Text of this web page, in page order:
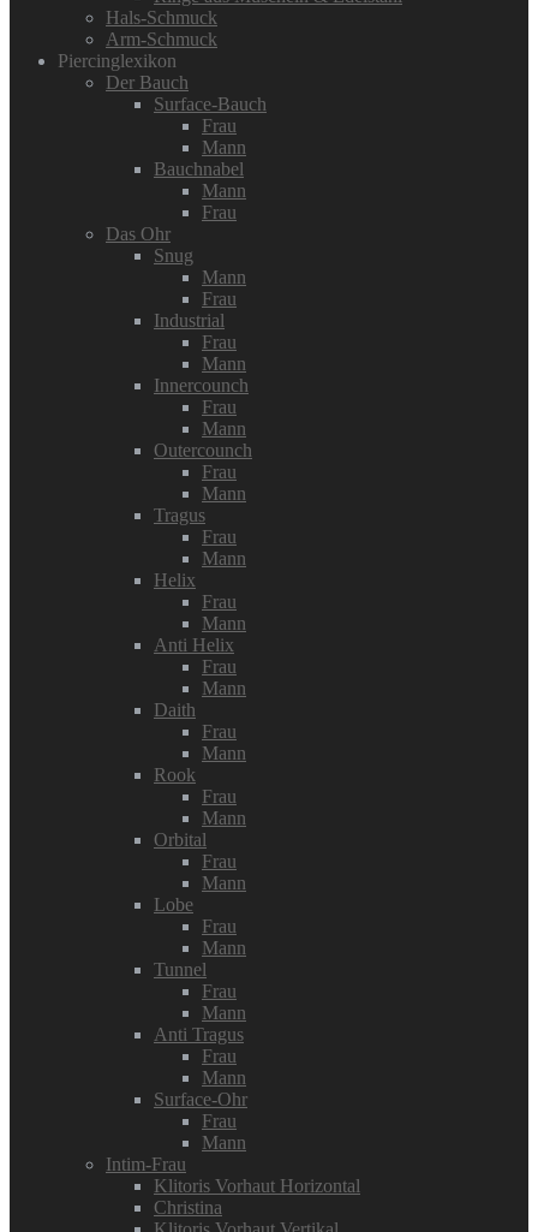
Hals-Schmuck
Arm-Schmuck
Piercinglexikon
Der Bauch
Surface-Bauch
Frau
Mann
Bauchnabel
Mann
Frau
Das Ohr
Snug
Mann
Frau
Industrial
Frau
Mann
Innercounch
Frau
Mann
Outercounch
Frau
Mann
Tragus
Frau
Mann
Helix
Frau
Mann
Anti Helix
Frau
Mann
Daith
Frau
Mann
Rook
Frau
Mann
Orbital
Frau
Mann
Lobe
Frau
Mann
Tunnel
Frau
Mann
Anti Tragus
Frau
Mann
Surface-Ohr
Frau
Mann
Intim-Frau
Klitoris Vorhaut Horizontal
Christina